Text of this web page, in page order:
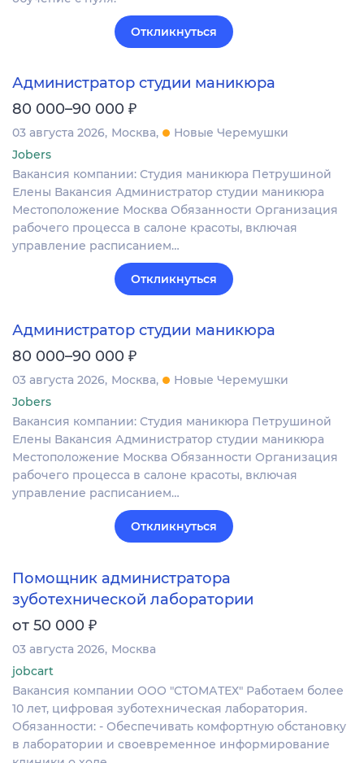
Откликнуться
Администратор студии маникюра
80 000–90 000 ₽
03 августа 2026 Москва
Новые Черемушки
Jobers
Вакансия компании: Студия маникюра Петрушиной
Елены Вакансия Администратор студии маникюра
Местоположение Москва Обязанности Организация
рабочего процесса в салоне красоты, включая
управление расписанием…
Откликнуться
Администратор студии маникюра
80 000–90 000 ₽
03 августа 2026 Москва
Новые Черемушки
Jobers
Вакансия компании: Студия маникюра Петрушиной
Елены Вакансия Администратор студии маникюра
Местоположение Москва Обязанности Организация
рабочего процесса в салоне красоты, включая
управление расписанием…
Откликнуться
Помощник администратора
зуботехнической лаборатории
от 50 000 ₽
03 августа 2026 Москва
jobcart
Вакансия компании ООО "СТОМАТЕХ" Работаем более
10 лет, цифровая зуботехническая лаборатория.
Обязанности: - Обеспечивать комфортную обстановку
в лаборатории и своевременное информирование